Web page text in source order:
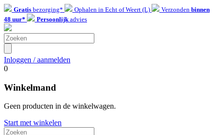
Gratis bezorging* Ophalen in Echt of Weert (L) Verzonden binnen
48 uur*
Persoonlijkadvies
Inloggen / aanmelden
0
Winkelmand
Geen producten in de winkelwagen.
Start met winkelen